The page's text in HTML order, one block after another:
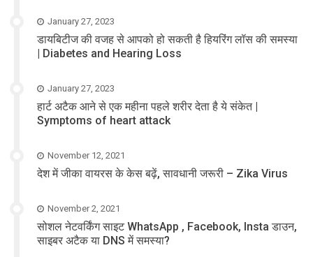
January 27, 2023
डायबिटीज की वजह से आपको हो सकती है हियरिंग लॉस की समस्या
| Diabetes and Hearing Loss
January 27, 2023
हार्ट अटैक आने से एक महीना पहले शरीर देता है ये संकेत |
Symptoms of heart attack
November 12, 2021
देश में जीका वायरस के केस बढ़ें, सावधानी जरूरी – Zika Virus
November 2, 2021
सोशल नेटवर्किंग साइट WhatsApp , Facebook, Insta डाउन,
साइबर अटैक या DNS में समस्या?